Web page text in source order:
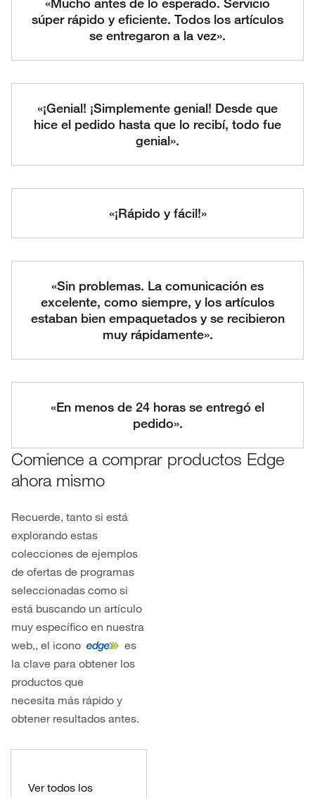
súper rápido y eficiente. Todos los artículos
se entregaron a la vez».
«¡Genial! ¡Simplemente genial! Desde que
hice el pedido hasta que lo recibí, todo fue
genial».
«¡Rápido y fácil!»
«Sin problemas. La comunicación es
excelente, como siempre, y los artículos
estaban bien empaquetados y se recibieron
muy rápidamente».
«En menos de 24 horas se entregó el
pedido».
Comience a comprar productos Edge
ahora mismo
Recuerde, tanto si está
explorando estas
colecciones de ejemplos
de ofertas de programas
seleccionadas como si
está buscando un artículo
muy específico en nuestra
web,, el icono
es
la clave para obtener los
productos que
necesita más rápido y
obtener resultados antes.
Ver todos los